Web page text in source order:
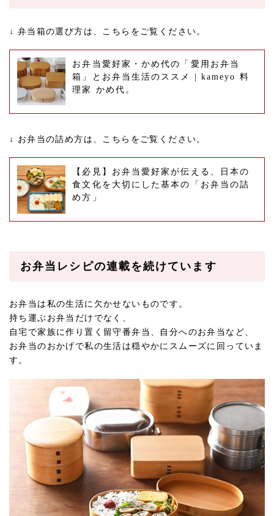
↓ 弁当箱の選び方は、こちらをご覧ください。
お弁当愛好家・かめ代の「愛用お弁当
箱」とお弁当生活のススメ | kameyo 料
理家 かめ代。
↓ お弁当の詰め方は、こちらをご覧ください。
【必見】お弁当愛好家が伝える、日本の
食文化を大切にした基本の「お弁当の詰
め方」
お弁当レシピの連載を続けています
お弁当は私の生活に欠かせないものです。
持ち運ぶお弁当だけでなく、
自宅で家族に作り置く留守番弁当、自分へのお弁当など、
お弁当のおかげで私の生活は穏やかにスムーズに回っていま
す。